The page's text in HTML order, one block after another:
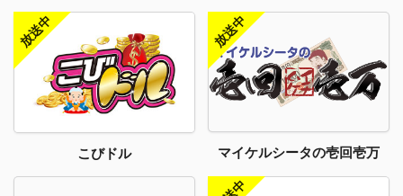
こびドル マイケルシータの壱回壱万